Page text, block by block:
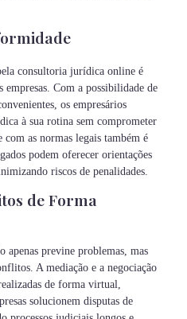
consultoria jurídica online é
Com a possibilidade de
os empresários
à sua rotina sem comprometer
as normas legais também é
podem oferecer orientações
riscos de penalidades.
de Forma
previne problemas, mas
A mediação e a negociação
de forma virtual,
solucionem disputas de